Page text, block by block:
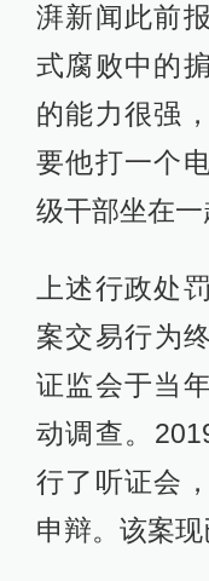
湃新闻此前
式腐败中的
的能力很强
要他打一个
级干部坐在一
上述行政处
案交易行为
证监会于当
动调查。
行了听证会
申辩。该案现